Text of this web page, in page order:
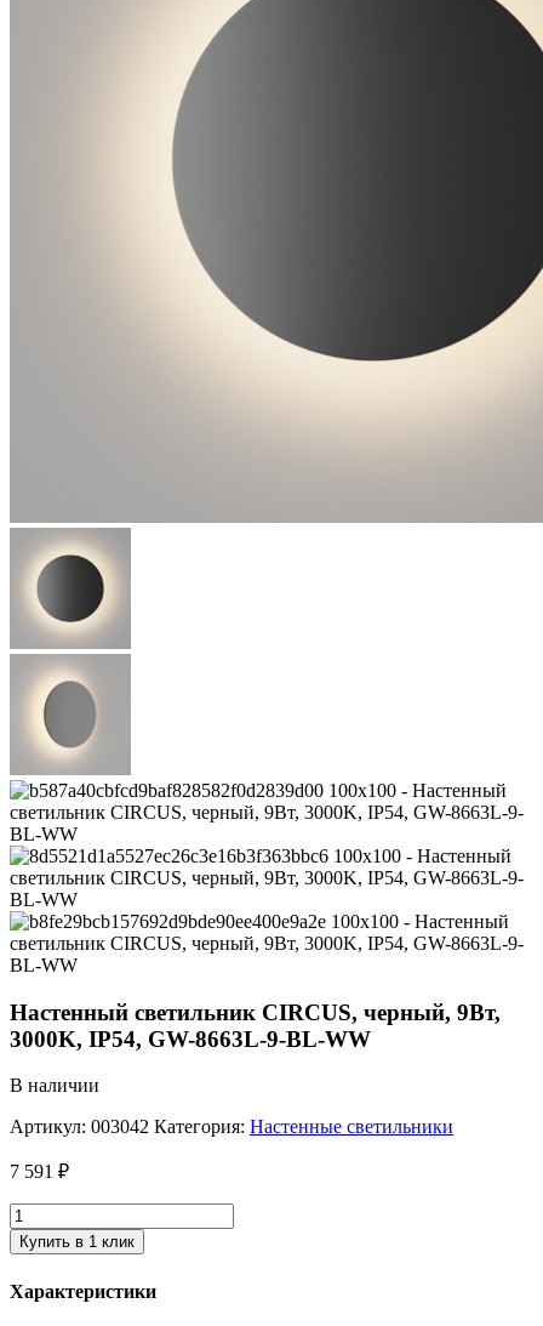
Настенный светильник CIRCUS, черный, 9Вт,
3000K, IP54, GW-8663L-9-BL-WW
В наличии
Артикул: 003042 Категория: Настенные светильники
7 591 ₽
Купить в 1 клик
Характеристики